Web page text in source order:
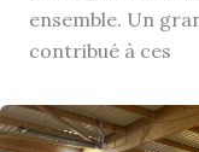
ensemble. Un
contribué à ces